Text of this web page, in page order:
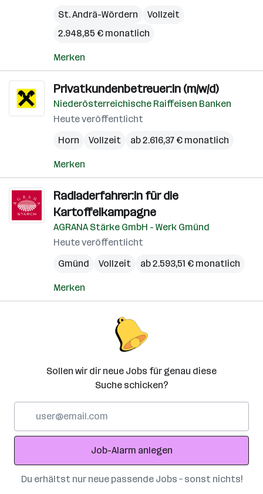
St. Andrä-Wördern
Vollzeit
2.948,85 € monatlich
Merken
Privatkundenbetreuer:in (m/w/d)
Niederösterreichische Raiffeisen Banken
Heute veröffentlicht
Horn
Vollzeit ab 2.616,37 € monatlich
Merken
Radladerfahrer:in für die
Kartoffelkampagne
AGRANA Stärke GmbH - Werk Gmünd
Heute veröffentlicht
Gmünd
Vollzeit ab 2.593,51 € monatlich
Merken
Sollen wir dir neue Jobs für genau diese
Suche schicken?
Adresse
Job-Alarm anlegen
Du erhältst nur neue passende Jobs – sonst nichts!